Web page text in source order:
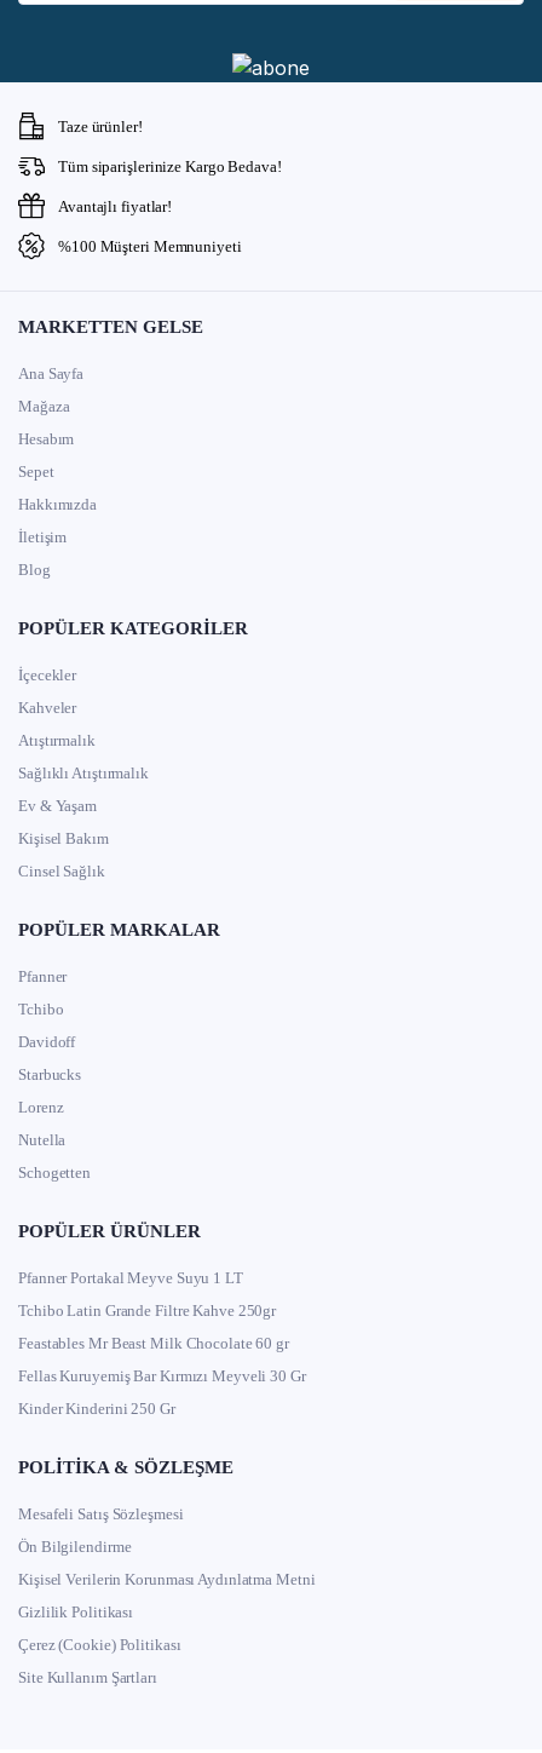
Taze ürünler!
Tüm siparişlerinize Kargo Bedava!
Avantajlı fiyatlar!
%100 Müşteri Memnuniyeti
MARKETTEN GELSE
Ana Sayfa
Mağaza
Hesabım
Sepet
Hakkımızda
İletişim
Blog
POPÜLER KATEGORILER
İçecekler
Kahveler
Atıştırmalık
Sağlıklı Atıştırmalık
Ev & Yaşam
Kişisel Bakım
Cinsel Sağlık
POPÜLER MARKALAR
Pfanner
Tchibo
Davidoff
Starbucks
Lorenz
Nutella
Schogetten
POPÜLER ÜRÜNLER
Pfanner Portakal Meyve Suyu 1 LT
Tchibo Latin Grande Filtre Kahve 250gr
Feastables Mr Beast Milk Chocolate 60 gr
Fellas Kuruyemiş Bar Kırmızı Meyveli 30 Gr
Kinder Kinderini 250 Gr
POLITIKA & SÖZLEŞME
Mesafeli Satış Sözleşmesi
Ön Bilgilendirme
Kişisel Verilerin Korunması Aydınlatma Metni
Gizlilik Politikası
Çerez (Cookie) Politikası
Site Kullanım Şartları